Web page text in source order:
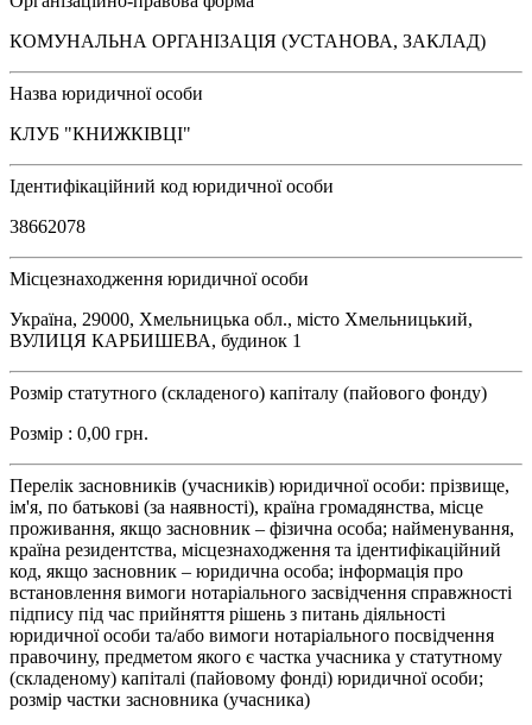
КОМУНАЛЬНА ОРГАНІЗАЦІЯ (УСТАНОВА, ЗАКЛАД)
Назва юридичної особи
КЛУБ "КНИЖКІВЦІ"
Ідентифікаційний код юридичної особи
38662078
Місцезнаходження юридичної особи
Україна, 29000, Хмельницька обл., місто Хмельницький,
ВУЛИЦЯ КАРБИШЕВА, будинок 1
Розмір статутного (складеного) капіталу (пайового фонду)
Розмір : 0,00 грн.
Перелік засновників (учасників) юридичної особи: прізвище,
ім'я, по батькові (за наявності), країна громадянства, місце
проживання, якщо засновник – фізична особа; найменування,
країна резидентства, місцезнаходження та ідентифікаційний
код, якщо засновник – юридична особа; інформація про
встановлення вимоги нотаріального засвідчення справжності
підпису під час прийняття рішень з питань діяльності
юридичної особи та/або вимоги нотаріального посвідчення
правочину, предметом якого є частка учасника у статутному
(складеному) капіталі (пайовому фонді) юридичної особи;
розмір частки засновника (учасника)